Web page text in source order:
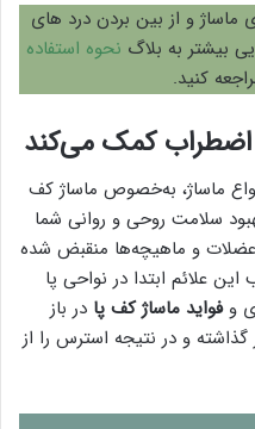
ماساژ و از بین بردن درد های
بیشتر به بلاگ نحوه استفاده
کنید.
ماساژ، به‌خصوص ماساژ کف
سلامت روحی و روانی شما
و ماهیچه‌ها منقبض شده
علائم ابتدا در نواحی پا
وفواید ماساژ کف پا در باز
و در نتیجه استرس را از